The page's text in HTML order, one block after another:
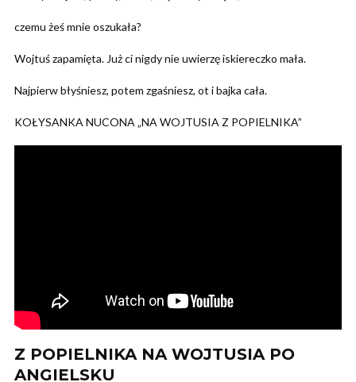
czemu żeś mnie oszukała?
Wojtuś zapamięta. Już ci nigdy nie uwierzę iskiereczko mała.
Najpierw błyśniesz, potem zgaśniesz, ot i bajka cała.
KOŁYSANKA NUCONA „NA WOJTUSIA Z POPIELNIKA”
Z POPIELNIKA NA WOJTUSIA PO
ANGIELSKU